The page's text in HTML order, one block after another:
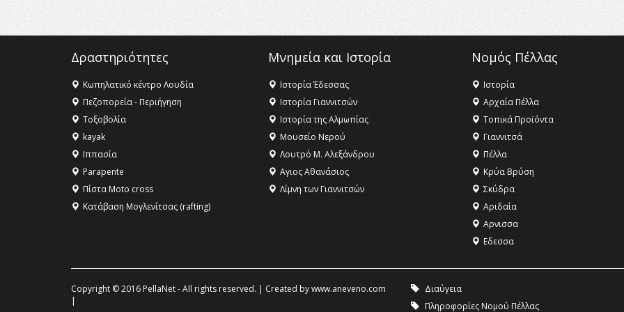
Δραστηριότητες
Κωπηλατικό κέντρο Λουδία
Πεζοπορεία - Περιήγηση
Τοξοβολία
kayak
Ιππασία
Parapente
Πίστα Moto cross
Κατάβαση Μογλενίτσας (rafting)
Μνημεία και Ιστορία
Ιστορία Έδεσσας
Ιστορία Γιαννιτσών
Ιστορία της Αλμωπίας
Μουσείο Νερού
Λουτρό Μ. Αλεξάνδρου
Αγιος Αθανάσιος
Λίμνη των Γιαννιτσών
Νομός Πέλλας
Ιστορία
Αρχαία Πέλλα
Τοπικά Προϊόντα
Γιαννιτσά
Πέλλα
Κρύα Βρύση
Σκύδρα
Αριδαία
Aρνισσα
Eδεσσα
Copyright © 2016 PellaNet - All rights reserved. | Created bywww.aneveno.com
|
Διαύγεια
Πληροφορίες Νομού Πέλλας